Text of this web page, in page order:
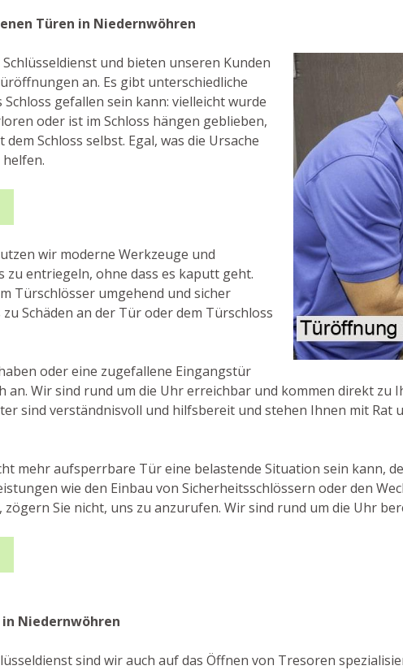
Türen in Niedernwöhren
und bieten unseren Kunden
an. Es gibt unterschiedliche
gefallen sein kann: vielleicht wurde
oder ist im Schloss hängen geblieben,
Schloss selbst. Egal, was die Ursache
wir moderne Werkzeuge und
zu entriegeln, ohne dass es kaputt geht.
Türschlösser umgehend und sicher
Schäden an der Tür oder dem Türschloss
oder eine zugefallene Eingangstür
an. Wir sind rund um die Uhr erreichbar und kommen direkt
sind verständnisvoll und hilfsbereit und stehen Ihnen mit Rat
mehr aufsperrbare Tür eine belastende Situation sein kann,
wie den Einbau von Sicherheitsschlössern oder den
Sie nicht, uns zu anzurufen. Wir sind rund um die Uhr
Niedernwöhren
sind wir auch auf das Öffnen von Tresoren